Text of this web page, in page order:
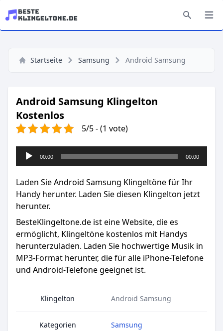
Startseite Samsung Android Samsung
Android Samsung Klingelton
Kostenlos
5/5 - (1 vote)
Audio-
Player
00:00 00:00
Laden Sie Android Samsung Klingeltöne für Ihr
Handy herunter. Laden Sie diesen Klingelton jetzt
herunter.
BesteKlingeltone.de ist eine Website, die es
ermöglicht, Klingeltöne kostenlos mit Handys
herunterzuladen. Laden Sie hochwertige Musik in
MP3-Format herunter, die für alle iPhone-Telefone
und Android-Telefone geeignet ist.
Klingelton Android Samsung
Kategorien Samsung